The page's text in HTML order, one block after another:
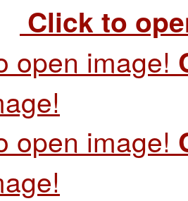
Click to